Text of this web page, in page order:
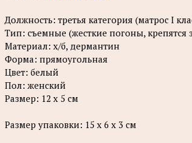
Должность: третья категория (матрос I
Тип: съемные (жесткие погоны, крепятся
Материал: х/б, дермантин
Форма: прямоугольная
Цвет: белый
Пол: женский
Размер: 12 х 5 см
Размер упаковки: 15 х 6 х 3 см